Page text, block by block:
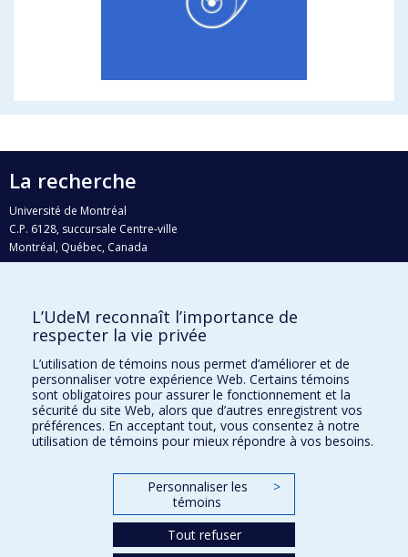
La recherche
Université de Montréal
C.P. 6128, succursale Centre-ville
Montréal, Québec, Canada
H3C 3J7
Qui fait quoi?
Nous trouver
Plan du site
Accessibilité
L’UdeM reconnaît l’importance de
respecter la vie privée
L’utilisation de témoins nous permet d’améliorer et de
personnaliser votre expérience Web. Certains témoins
sont obligatoires pour assurer le fonctionnement et la
sécurité du site Web, alors que d’autres enregistrent vos
préférences. En acceptant tout, vous consentez à notre
utilisation de témoins pour mieux répondre à vos besoins.
Personnaliser les
témoins
>
Tout refuser